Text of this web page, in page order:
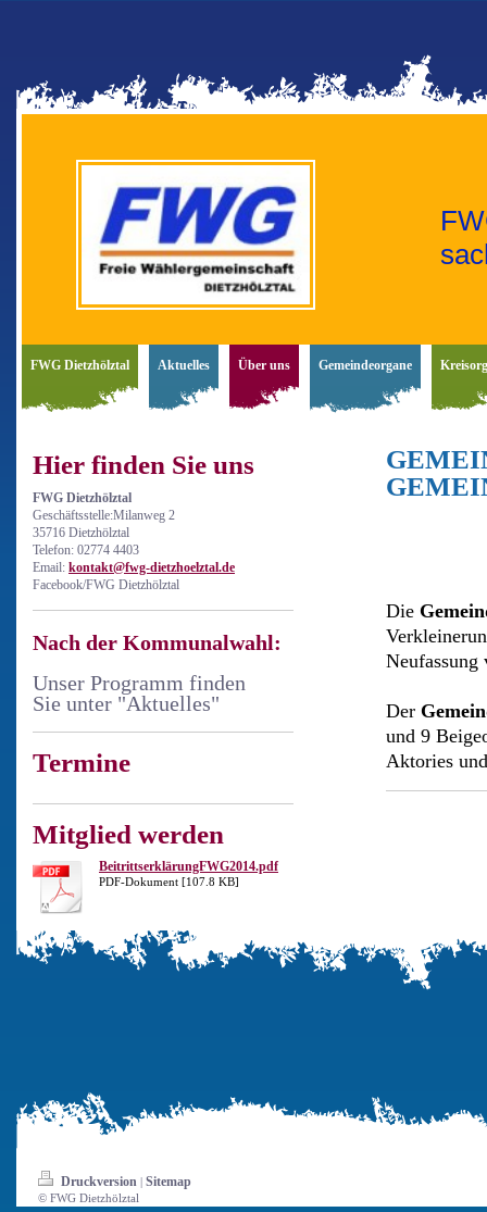
FWG Dietzhölztal Aktuelles Über uns Gemeindeorgane
Hier finden Sie uns
FWG Dietzhölztal
Geschäftsstelle:Milanweg 2
35716 Dietzhölztal
Telefon: 02774 4403
Email: kontakt@fwg-dietzhoelztal.de
Facebook/FWG Dietzhölztal
Nach der Kommunalwahl:
Unser Programm finden
Sie unter "Aktuelles"
Termine
Mitglied werden
BeitrittserklärungFWG2014.pdf
PDF-Dokument [107.8 KB]
Die
Der
und 9
Aktories
Druckversion | Sitemap
© FWG Dietzhölztal